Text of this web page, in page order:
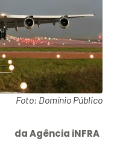
Foto: Domínio Público
da Agência iNFRA